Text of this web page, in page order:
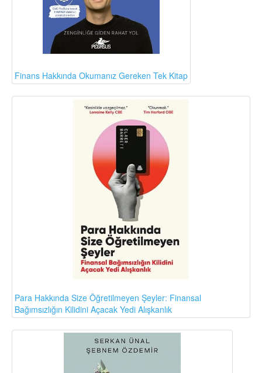
Finans Hakkında Okumanız Gereken Tek Kitap
Para Hakkında Size Öğretilmeyen Şeyler: Finansal
Bağımsızlığın Kilidini Açacak Yedi Alışkanlık